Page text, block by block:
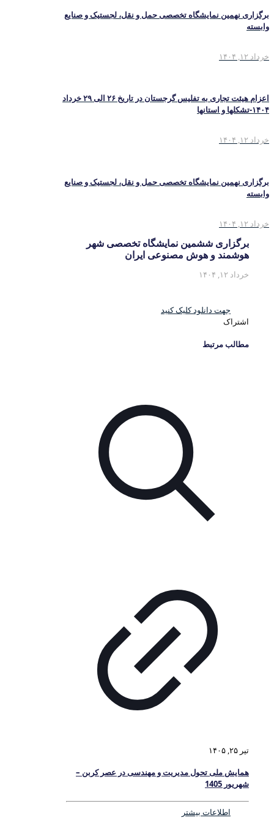
برگزاری نهمین نمایشگاه تخصصی حمل و نقل، لجستیک و صنایع
وابسته
خرداد ۱۲, ۱۴۰۴
اعزام هیئت تجاری به تفلیس گرجستان در تاریخ ۲۶ الی ۲۹ خرداد
۱۴۰۴-تشکلها و استانها
خرداد ۱۲, ۱۴۰۴
برگزاری نهمین نمایشگاه تخصصی حمل و نقل، لجستیک و صنایع
وابسته
خرداد ۱۲, ۱۴۰۴
برگزاری ششمین نمایشگاه تخصصی شهر
هوشمند و هوش مصنوعی ایران
خرداد ۱۲, ۱۴۰۴
جهت دانلود کلیک کنید
اشتراک
مطالب مرتبط
تیر ۲۵, ۱۴۰۵
همایش ملی تحول مدیریت و مهندسی در عصر کربن –
شهریور 1405
اطلاعات بیشتر